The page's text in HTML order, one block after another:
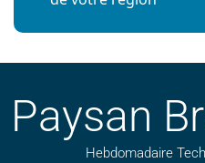
Paysan
Hebdomadaire